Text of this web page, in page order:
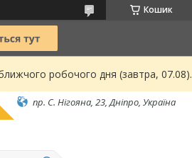
Кошик
робочого дня (завтра, 07.08).
пр. С. Нігояна, 23, Дніпро, Україна